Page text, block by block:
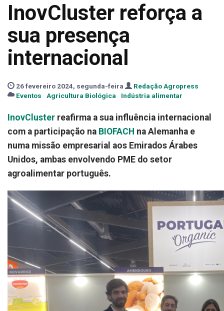
InovCluster reforça a
sua presença
internacional
26 fevereiro 2024, segunda-feira
Redação Agropress
Eventos
Agricultura Biológica Indústria alimentar
InovCluster reafirma a sua influência internacional
com a participação na BIOFACH na Alemanha e
numa missão empresarial aos Emirados Árabes
Unidos, ambas envolvendo PME do setor
agroalimentar português.